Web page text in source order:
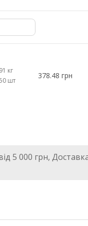
кг
шт
378.48 грн
5 000 грн,